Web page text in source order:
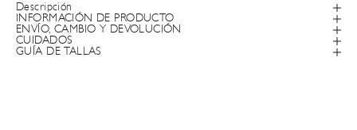
Descripción
INFORMACIÓN DE PRODUCTO
ENVÍO, CAMBIO Y DEVOLUCIÓN
CUIDADOS
GUÍA DE TALLAS